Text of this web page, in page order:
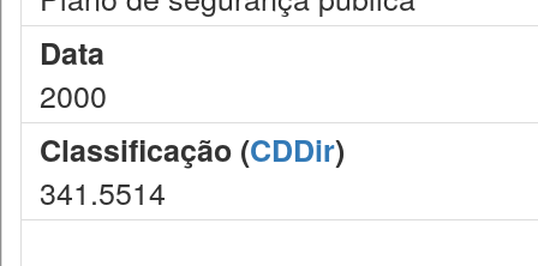
Data
2000
Classificação (CDDir)
341.5514